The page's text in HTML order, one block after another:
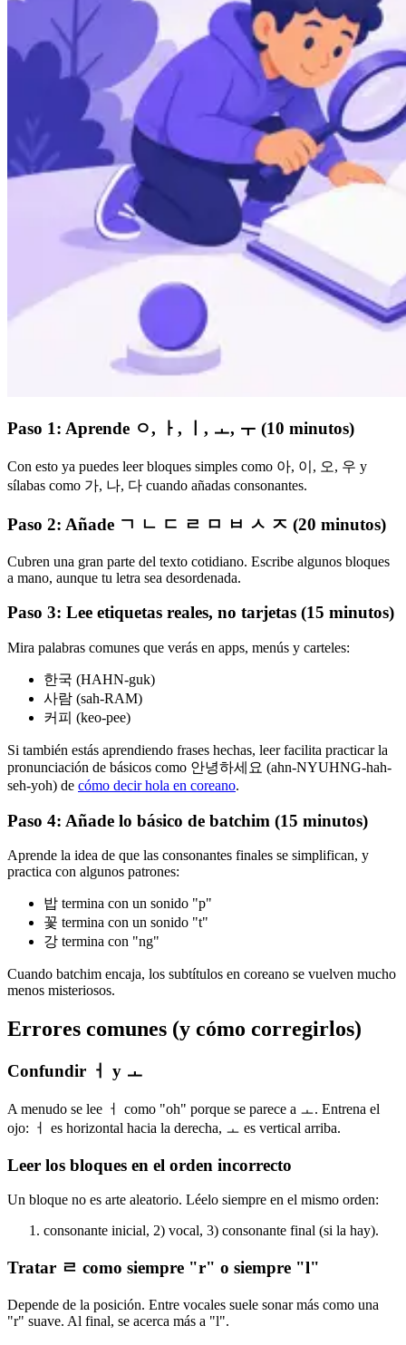
Paso 1: Aprende ㅇ, ㅏ, ㅣ, ㅗ, ㅜ (10 minutos)
Con esto ya puedes leer bloques simples como 아, 이, 오, 우 y
sílabas como 가, 나, 다 cuando añadas consonantes.
Paso 2: Añade ㄱ ㄴ ㄷ ㄹ ㅁ ㅂ ㅅ ㅈ (20 minutos)
Cubren una gran parte del texto cotidiano. Escribe algunos bloques
a mano, aunque tu letra sea desordenada.
Paso 3: Lee etiquetas reales, no tarjetas (15 minutos)
Mira palabras comunes que verás en apps, menús y carteles:
한국 (HAHN-guk)
사람 (sah-RAM)
커피 (keo-pee)
Si también estás aprendiendo frases hechas, leer facilita practicar la
pronunciación de básicos como 안녕하세요 (ahn-NYUHNG-hah-
seh-yoh) de cómo decir hola en coreano.
Paso 4: Añade lo básico de batchim (15 minutos)
Aprende la idea de que las consonantes finales se simplifican, y
practica con algunos patrones:
밥 termina con un sonido "p"
꽃 termina con un sonido "t"
강 termina con "ng"
Cuando batchim encaja, los subtítulos en coreano se vuelven mucho
menos misteriosos.
Errores comunes (y cómo corregirlos)
Confundir ㅓ y ㅗ
A menudo se lee ㅓ como "oh" porque se parece a ㅗ. Entrena el
ojo: ㅓ es horizontal hacia la derecha, ㅗ es vertical arriba.
Leer los bloques en el orden incorrecto
Un bloque no es arte aleatorio. Léelo siempre en el mismo orden:
consonante inicial, 2) vocal, 3) consonante final (si la hay).
Tratar ㄹ como siempre "r" o siempre "l"
Depende de la posición. Entre vocales suele sonar más como una
"r" suave. Al final, se acerca más a "l".